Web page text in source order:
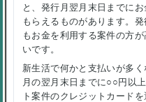
と、発行月翌月末日までに
もらえるものがあります。
もお金を利用する案件の方
いです。
新生活で何かと支払いが多
月の翌月末日までに○○円以
ト案件のクレジットカード